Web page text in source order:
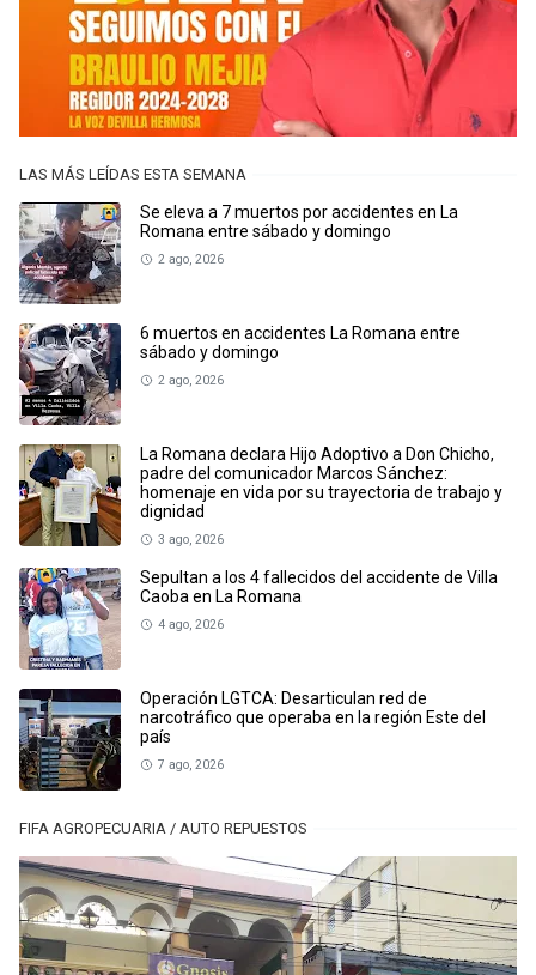
LAS MÁS LEÍDAS ESTA SEMANA
Se eleva a 7 muertos por accidentes en La
Romana entre sábado y domingo
2 ago, 2026
6 muertos en accidentes La Romana entre
sábado y domingo
2 ago, 2026
La Romana declara Hijo Adoptivo a Don Chicho,
padre del comunicador Marcos Sánchez:
homenaje en vida por su trayectoria de trabajo y
dignidad
3 ago, 2026
Sepultan a los 4 fallecidos del accidente de Villa
Caoba en La Romana
4 ago, 2026
Operación LGTCA: Desarticulan red de
narcotráfico que operaba en la región Este del
país
7 ago, 2026
FIFA AGROPECUARIA / AUTO REPUESTOS